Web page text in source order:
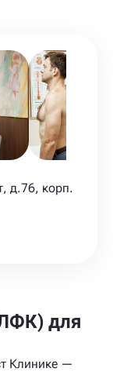
д.76, корп.
для
Клинике —